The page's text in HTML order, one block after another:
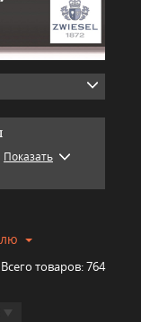
Показать
Всего товаров:764